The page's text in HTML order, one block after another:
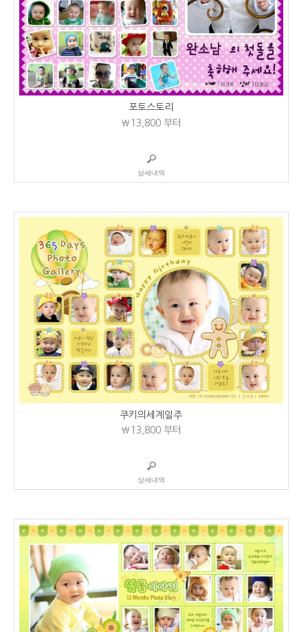
포토스토리
₩13,800부터
상세내역
쿠키의세계일주
₩13,800부터
상세내역